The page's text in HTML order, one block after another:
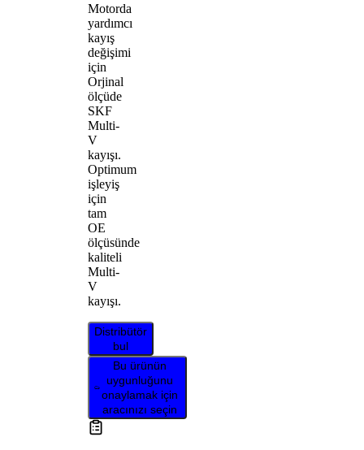
Motorda
yardımcı
kayış
değişimi
için
Orjinal
ölçüde
SKF
Multi-
V
kayışı.
Optimum
işleyiş
için
tam
OE
ölçüsünde
kaliteli
Multi-
V
kayışı.
Distribütör
bul
Bu ürünün
uygunluğunu
onaylamak için
aracınızı seçin